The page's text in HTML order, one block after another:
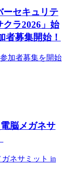
ーセキュリテ
クラ2026」始
者募集開始！
加者募集を開始
脳メガネサ
ネサミット in